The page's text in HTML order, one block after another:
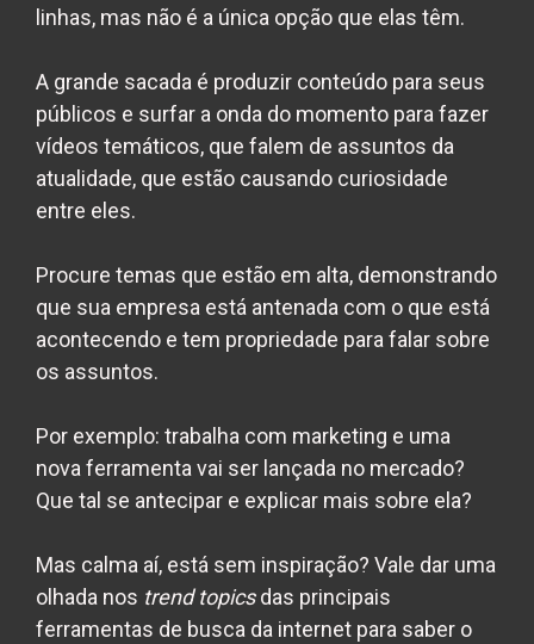
linhas, mas não é a única opção que elas têm.
A grande sacada é produzir conteúdo para seus
públicos e surfar a onda do momento para fazer
vídeos temáticos, que falem de assuntos da
atualidade, que estão causando curiosidade
entre eles.
Procure temas que estão em alta, demonstrando
que sua empresa está antenada com o que está
acontecendo e tem propriedade para falar sobre
os assuntos.
Por exemplo: trabalha com marketing e uma
nova ferramenta vai ser lançada no mercado?
Que tal se antecipar e explicar mais sobre ela?
Mas calma aí, está sem inspiração? Vale dar uma
olhada nos trend topicsdas principais
ferramentas de busca da internet para saber o